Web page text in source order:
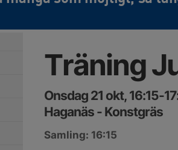
Träning
Onsdag 21 okt, 16:15-
Haganäs - Konstgräs
Samling: 16:15